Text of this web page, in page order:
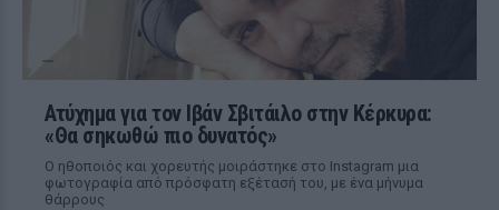
Ατύχημα για τον Ιβάν Σβιτάιλο στην Κέρκυρα:
«Θα σηκωθώ πιο δυνατός»
Ο ηθοποιός και χορευτής μοιράστηκε στο Instagram μια
φωτογραφία από πρόσφατη εξέτασή του, με ένα μήνυμα
θάρρους